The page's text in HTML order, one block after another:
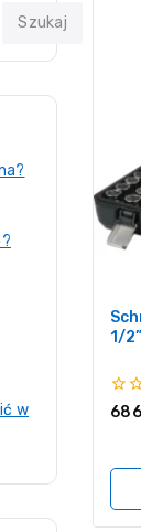
1/
0
Szukaj
w